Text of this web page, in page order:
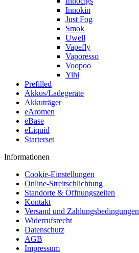
Innokin
Just Fog
Smok
Uwell
Vapefly
Vaporesso
Voopoo
Yihi
Prefilled
Akkus/Ladegeräte
Akkuträger
eAromen
eBase
eLiquid
Starterset
Informationen
Cookie-Einstellungen
Online-Streitschlichtung
Standorte & Öffnungszeiten
Kontakt
Versand und Zahlungsbedingungen
Widerrufsrecht
Datenschutz
AGB
Impressum